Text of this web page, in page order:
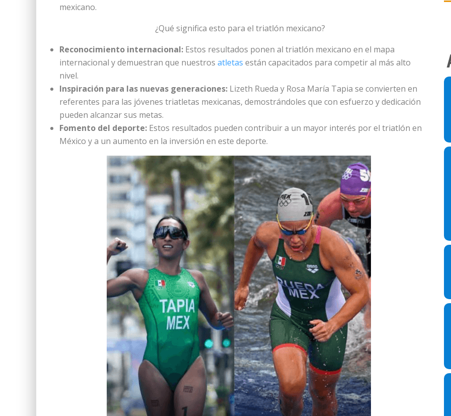
mexicano.
¿Qué significa esto para el triatlón mexicano?
Reconocimiento internacional: Estos resultados ponen al triatlón mexicano en el mapa
internacional y demuestran que nuestros atletas están capacitados para competir al más alto
nivel.
Inspiración para las nuevas generaciones: Lizeth Rueda y Rosa María Tapia se convierten en
referentes para las jóvenes triatletas mexicanas, demostrándoles que con esfuerzo y dedicación
pueden alcanzar sus metas.
Fomento del deporte: Estos resultados pueden contribuir a un mayor interés por el triatlón en
México y a un aumento en la inversión en este deporte.